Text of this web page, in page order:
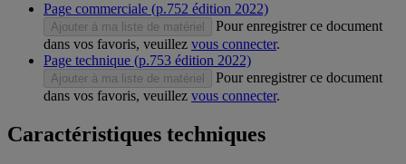
Page commerciale (p.752 édition 2022)
Ajouter à ma liste de matériel
Pour enregistrer ce document
dans vos favoris, veuillez vous connecter.
Page technique (p.753 édition 2022)
Ajouter à ma liste de matériel
Pour enregistrer ce document
dans vos favoris, veuillez vous connecter.
Caractéristiques techniques